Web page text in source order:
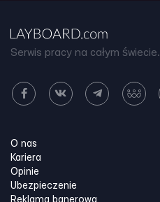
Serwis pracy na całym świecie.
O nas
Kariera
Opinie
Ubezpieczenie
Reklama banerowa